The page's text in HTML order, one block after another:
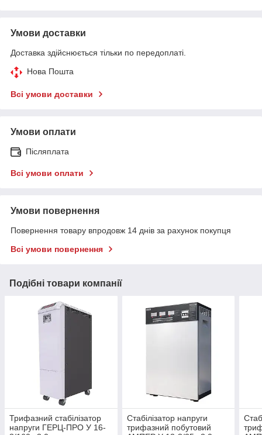
Умови доставки
Доставка здійснюється тільки по передоплаті.
Нова Пошта
Всі умови доставки
Умови оплати
Післяплата
Всі умови оплати
Умови повернення
Повернення товару впродовж 14 днів за рахунок покупця
Всі умови повернення
Подібні товари компанії
Трифазний стабілізатор
напруги ГЕРЦ-ПРО У 16-
Стабілізатор напруги
трифазний побутовий